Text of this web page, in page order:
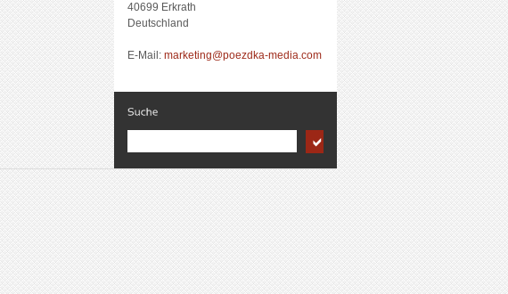
40699 Erkrath
Deutschland
E-Mail: marketing@poezdka-media.com